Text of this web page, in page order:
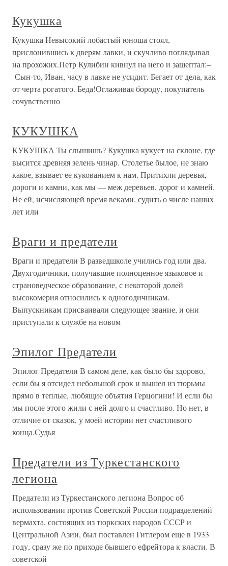
Кукушка
Кукушка Невысокий лобастый юноша стоял,
прислонившись к дверям лавки, и скучливо поглядывал
на прохожих.Петр Кулибин кивнул на него и зашептал:–
Сын-то, Иван, часу в лавке не усидит. Бегает от дела, как
от черта рогатого. Беда!Оглаживая бороду, покупатель
сочувственно
КУКУШКА
КУКУШКА Ты слышишь? Кукушка кукует на склоне, где
высится древняя зелень чинар. Столетье былое, не знаю
какое, взывает ее кукованием к нам. Притихли деревья,
дороги и камни, как мы — меж деревьев, дорог и камней.
Не ей, исчисляющей время веками, судить о числе наших
лет или
Враги и предатели
Враги и предатели В разведшколе учились год или два.
Двухгодичники, получавшие полноценное языковое и
страноведческое образование, с некоторой долей
высокомерия относились к одногодичникам.
Выпускникам присваивали следующее звание, и они
приступали к службе на новом
Эпилог Предатели
Эпилог Предатели В самом деле, как было бы здорово,
если бы я отсидел небольшой срок и вышел из тюрьмы
прямо в теплые, любящие объятия Герцогини! И если бы
мы после этого жили с ней долго и счастливо. Но нет, в
отличие от сказок, у моей истории нет счастливого
конца.Судья
Предатели из Туркестанского
легиона
Предатели из Туркестанского легиона Вопрос об
использовании против Советской России подразделений
вермахта, состоящих из тюркских народов СССР и
Центральной Азии, был поставлен Гитлером еще в 1933
году, сразу же по приходе бывшего ефрейтора к власти. В
советской